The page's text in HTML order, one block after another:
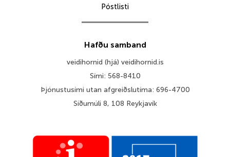
Póstlisti
Hafðu samband
veidihornid (hjá) veidihornid.is
Sími: 568-8410
Þjónustusími utan afgreiðslutíma: 696-4700
Síðumúli 8, 108 Reykjavík